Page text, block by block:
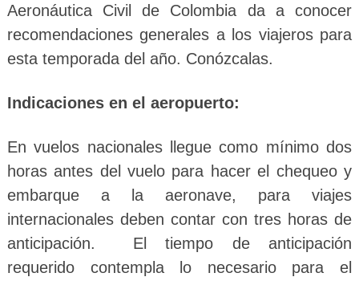
Aeronáutica Civil de Colombia da a conocer
recomendaciones generales a los viajeros para
esta temporada del año. Conózcalas.
Indicaciones en el aeropuerto:
En vuelos nacionales llegue como mínimo dos
horas antes del vuelo para hacer el chequeo y
embarque a la aeronave, para viajes
internacionales deben contar con tres horas de
anticipación. El tiempo de anticipación
requerido contempla lo necesario para el